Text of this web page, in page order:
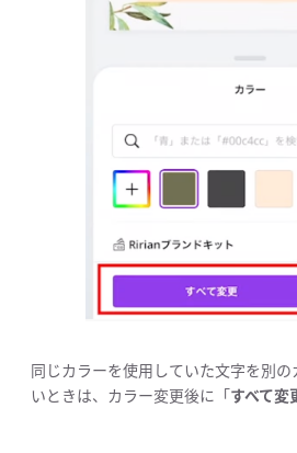
同じカラーを使用していた文字を別
いときは、カラー変更後に「すべて変